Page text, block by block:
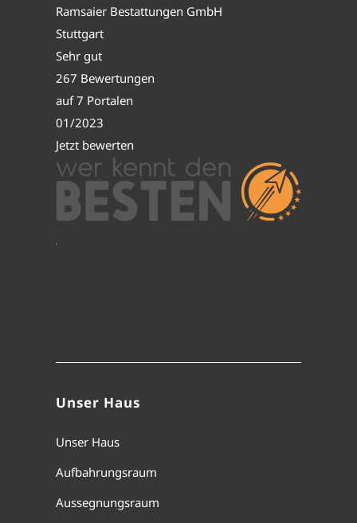
Ramsaier Bestattungen GmbH
Stuttgart
Sehr gut
267 Bewertungen
auf 7 Portalen
01/2023
Jetzt bewerten
Unser Haus
Unser Haus
Aufbahrungsraum
Aussegnungsraum